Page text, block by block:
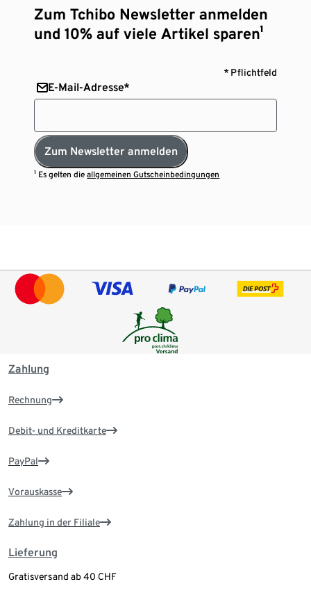
Zum Tchibo Newsletter anmelden
und 10% auf viele Artikel sparen¹
* Pflichtfeld
E-Mail-Adresse*
Zum Newsletter anmelden
¹ Es gelten dieallgemeinen Gutscheinbedingungen
Zahlung
Rechnung
Debit- und Kreditkarte
PayPal
Vorauskasse
Zahlung in der Filiale
Lieferung
Gratisversand ab 40 CHF